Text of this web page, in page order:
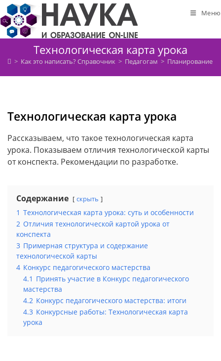
Перейти
к
содержимому
Меню
Технологическая карта урока
> Как это написать? Справочник > Педагогам > Планирование и
Технологическая карта урока
Рассказываем, что такое технологическая карта
урока. Показываем отличия технологической карты
от конспекта. Рекомендации по разработке.
Содержание скрыть
1 Технологическая карта урока: суть и особенности
2 Отличия технологической картой урока от
конспекта
3 Примерная структура и содержание
технологической карты
4 Конкурс педагогического мастерства
4.1 Принять участие в Конкурс педагогического
мастерства
4.2 Конкурс педагогического мастерства: итоги
4.3 Конкурсные работы: Технологическая карта
урока